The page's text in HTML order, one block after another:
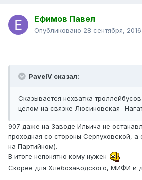
Ефимов Павел
Опубликовано 28 сентября, 2016
PavelV сказал:
Сказывается нехватка
целом на связке Люсиновская -
907 даже на Заводе Ильича не
проходная со стороны Серпуховской,
на Партийном).
В итоге непонятно кому нужен
Скорее для Хлебозаводского, МИФИ и